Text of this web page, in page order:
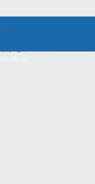
中心
系电话：0771-3236514-8022